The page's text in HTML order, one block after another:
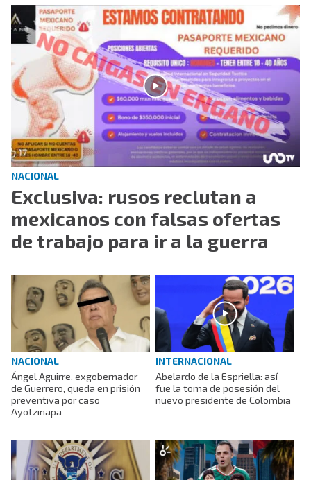
NACIONAL
Exclusiva: rusos reclutan a
mexicanos con falsas ofertas
de trabajo para ir a la guerra
NACIONAL
Ángel Aguirre, exgobernador
de Guerrero, queda en prisión
preventiva por caso
Ayotzinapa
INTERNACIONAL
Abelardo de la Espriella: así
fue la toma de posesión del
nuevo presidente de Colombia